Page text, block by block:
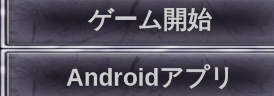
ゲーム開始
Androidアプリ